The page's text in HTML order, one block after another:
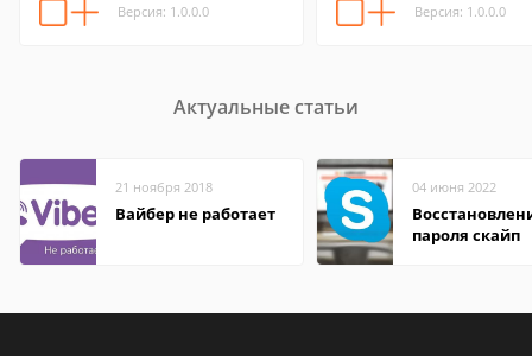
Версия: 1.0.0.0 Версия: 1.0.0.0
Актуальные статьи
21 ноября 2018
Вайбер не работает
04 июня 2022
пароля скайп